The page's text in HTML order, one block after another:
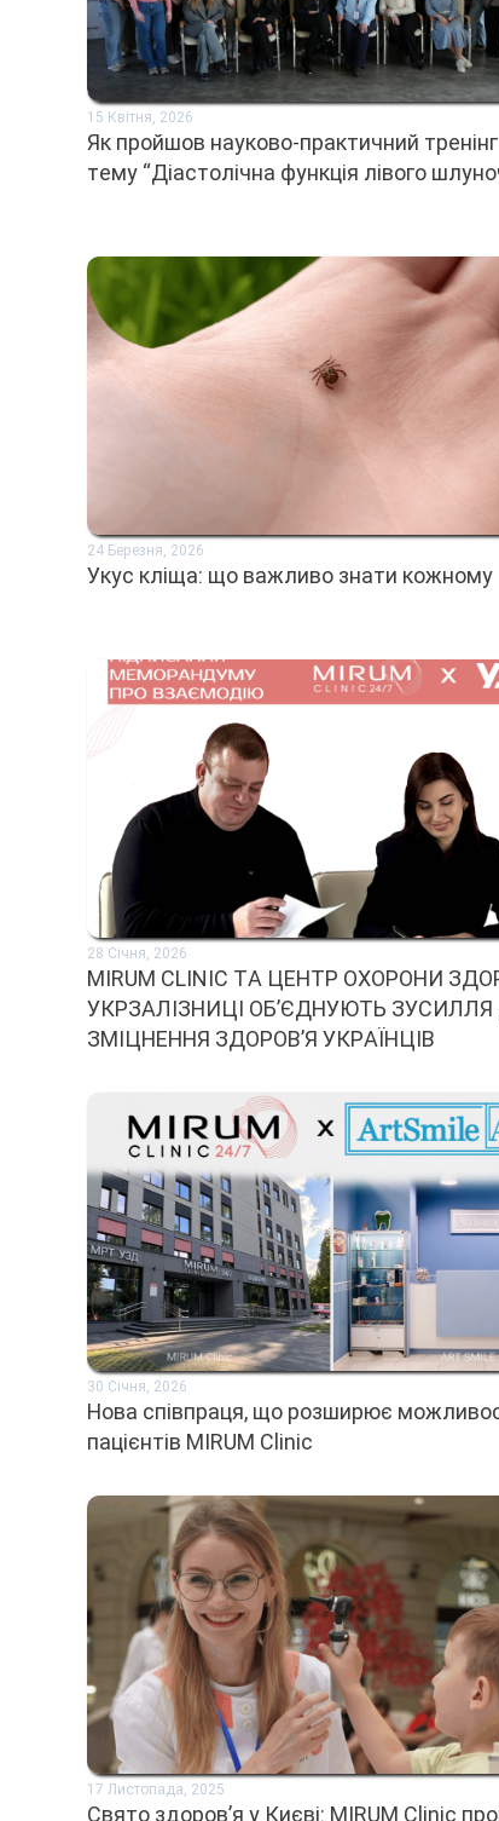
15 Квітня, 2026
Як пройшов науково-практичний
тему “Діастолічна функція лівого
24 Березня, 2026
Укус кліща: що важливо знати кожному
28 Січня, 2026
MIRUM CLINIC ТА ЦЕНТР ОХОРОНИ
УКРЗАЛІЗНИЦІ ОБ’ЄДНУЮТЬ
ЗМІЦНЕННЯ ЗДОРОВ’Я УКРАЇНЦІВ
30 Січня, 2026
Нова співпраця, що розширює
пацієнтів MIRUM Clinic
17 Листопада, 2025
Свято здоров’я у Києві: MIRUM Clinic